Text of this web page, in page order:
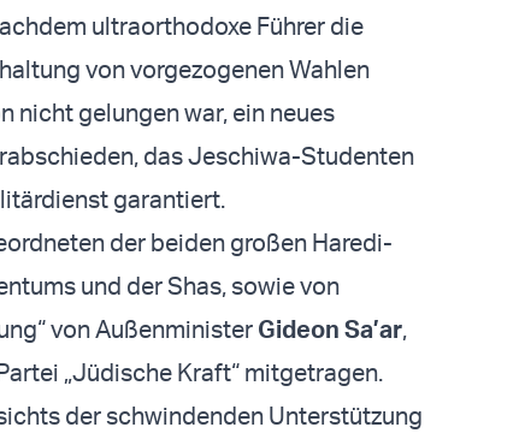
ultraorthodoxe Führer die
von vorgezogenen Wahlen
nicht gelungen war, ein neues
das Jeschiwa-Studenten
garantiert.
der beiden großen Haredi-
und der Shas, sowie von
von Außenminister Gideon Sa’ar,
„Jüdische Kraft“ mitgetragen.
der schwindenden Unterstützung